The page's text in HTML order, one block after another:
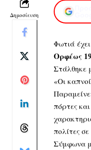
Δημοσίευση
Φωτιά
Ορφέως
Στάλθηκε
«Οι
πόρτες
πολίτες
Σύμφωνα